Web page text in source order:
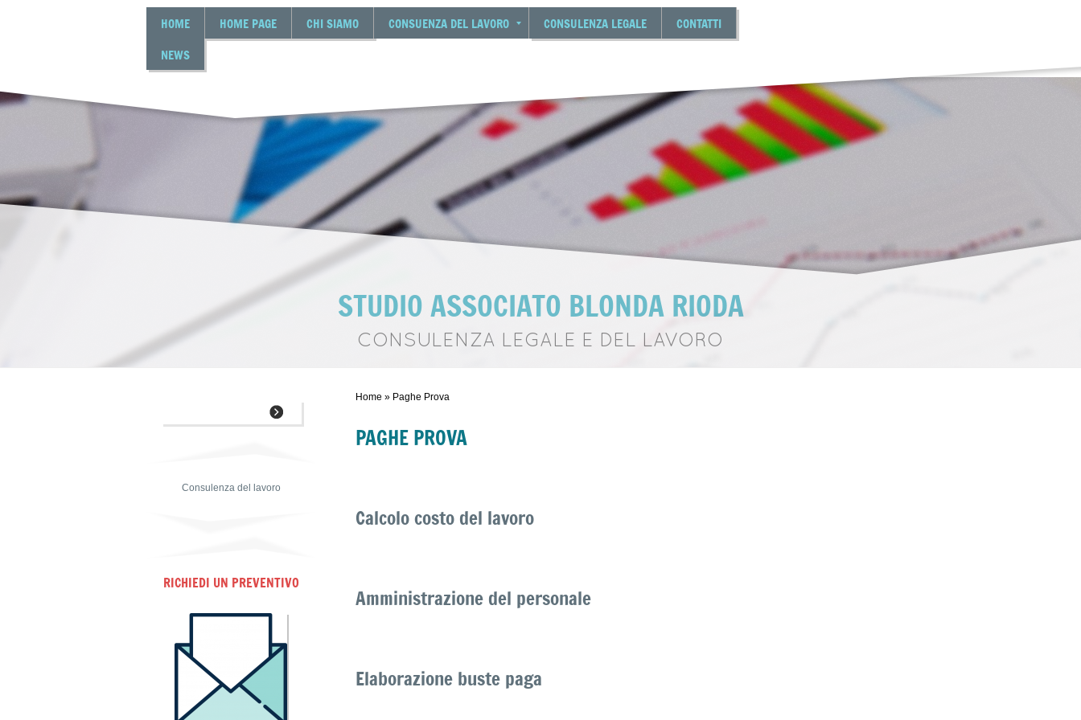
STUDIO ASSOCIATO BLONDA RIODA
CONSULENZA LEGALE E DEL LAVORO
HOME HOME PAGE CHI SIAMO CONSUENZA DEL LAVORO CONSULENZA LEGALE
CONTATTI
NEWS
Home » Paghe Prova
PAGHE PROVA
Calcolo costo del lavoro
Amministrazione del personale
Elaborazione buste paga
Consulenza del lavoro
RICHIEDI UN PREVENTIVO